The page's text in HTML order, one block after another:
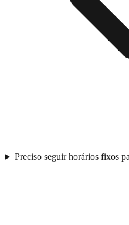
Preciso seguir horários fixos